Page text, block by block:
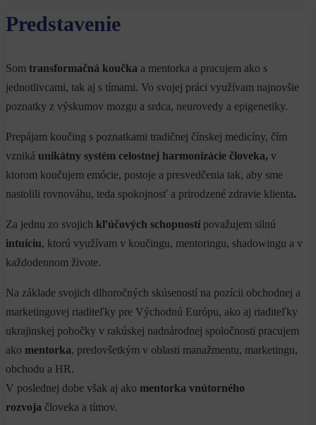
Predstavenie
Som transformačná koučka a mentorka a pracujem ako s
jednotlivcami, tak aj s tímami. Vo svojej práci využívam najnovšie
poznatky z výskumov mozgu a srdca, neurovedy a epigenetiky.
Prepájam koučing s poznatkami tradičnej čínskej medicíny, čím
vzniká unikátny systém celostnej harmonizácie človeka, v
ktorom koučujem emócie, postoje a presvedčenia tak, aby sme
nastolili rovnováhu, teda spokojnosť a prirodzené zdravie klienta.
Za jednu zo svojich kľúčových schopností považujem silnú
intuíciu, ktorú využívam v koučingu, mentoringu, shadowingu a v
každodennom živote.
Na základe svojich dlhoročných skúseností na pozícii obchodnej a
marketingovej riaditeľky pre Východnú Európu, ako aj riaditeľky
ukrajinskej pobočky v rakúskej nadnárodnej spoločnosti pracujem
ako mentorka, predovšetkým v oblasti manažmentu, marketingu,
obchodu a HR.
V poslednej dobe však aj ako mentorka vnútorného
rozvoja človeka a tímov.